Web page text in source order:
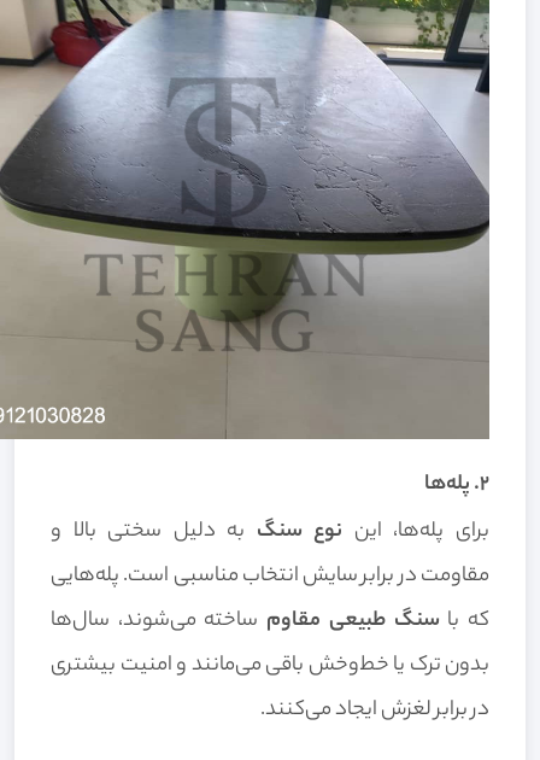
۲. پله‌ها
برای پله‌ها، این نوع سنگ به دلیل سختی بالا و
مقاومت در برابر سایش انتخاب مناسبی است. پله‌هایی
که با سنگ طبیعی مقاوم ساخته می‌شوند، سال‌ها
بدون ترک یا خط‌وخش باقی می‌مانند و امنیت بیشتری
در برابر لغزش ایجاد می‌کنند.